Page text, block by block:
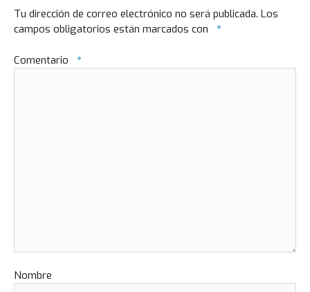
Tu dirección de correo electrónico no será publicada. Los
campos obligatorios están marcados con
*
Comentario *
Nombre